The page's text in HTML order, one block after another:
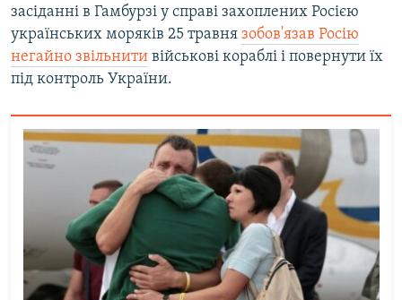
засіданні в Гамбурзі у справі захоплених Росією
українських моряків 25 травня зобов'язав Росію
негайно звільнити військові кораблі і повернути їх
під контроль України.